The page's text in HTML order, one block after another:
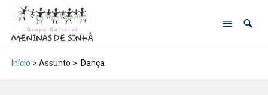
Início > Assunto > Dança